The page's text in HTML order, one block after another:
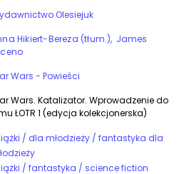
Olesiejuk
Hikiert-Bereza (tłum.) James
Wars - Powieści
Wars. Katalizator. Wprowadzenie do
ŁOTR 1 (edycja kolekcjonerska)
/ dla młodzieży / fantastyka dla
Książki / fantastyka / science fiction